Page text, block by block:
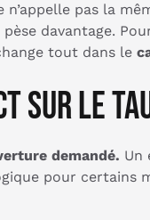
pas la
davantage.
tout dans le
sur le
demandé. Un
pour